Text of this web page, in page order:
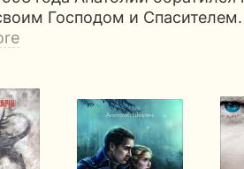
Господом и